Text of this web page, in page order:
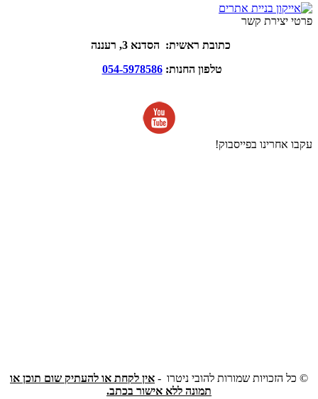
פרטי יצירת קשר
כתובת ראשית: הסדנא 3, רעננה
טלפון החנות:054-5978586
עקבו אחרינו בפייסבוק!
© כל הזכויות שמורות להובי ניטרו - אין לקחת או להעתיק שום תוכן או
תמונה ללא אישור בכתב.